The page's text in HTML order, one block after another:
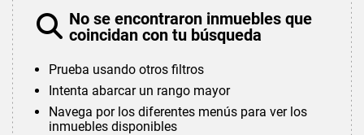
No se encontraron inmuebles que
coincidan con tu búsqueda
Prueba usando otros filtros
Intenta abarcar un rango mayor
Navega por los diferentes menús para ver los
inmuebles disponibles